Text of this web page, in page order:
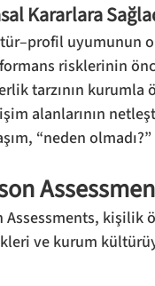
Kararlara
uyumunun
risklerinin
tarzının
alanlarının
“neden
Assessments, kişilik
ve kurum